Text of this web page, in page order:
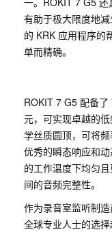
有助于极大限度地
的 KRK 应用程序的
单而精确。
ROKIT 7 G5 配备
元，可实现卓越的
学丝质圆顶，可将
优秀的瞬态响应和
的工作温度下均匀
间的音频完整性。
作为录音室监听制
全球专业人士的选